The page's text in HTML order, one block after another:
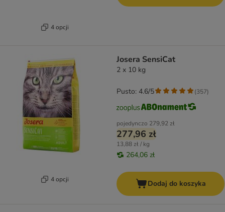
4 opcji
4 opcji
Josera SensiCat
2 x 10 kg
pojedynczo 279,92 zł
277,96 zł
13,88 zł / kg
264,06 zł
Pusto: 4.6/5 (357)
Dodaj do koszyka